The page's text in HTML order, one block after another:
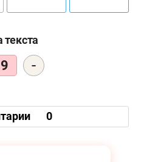
текста
-
0